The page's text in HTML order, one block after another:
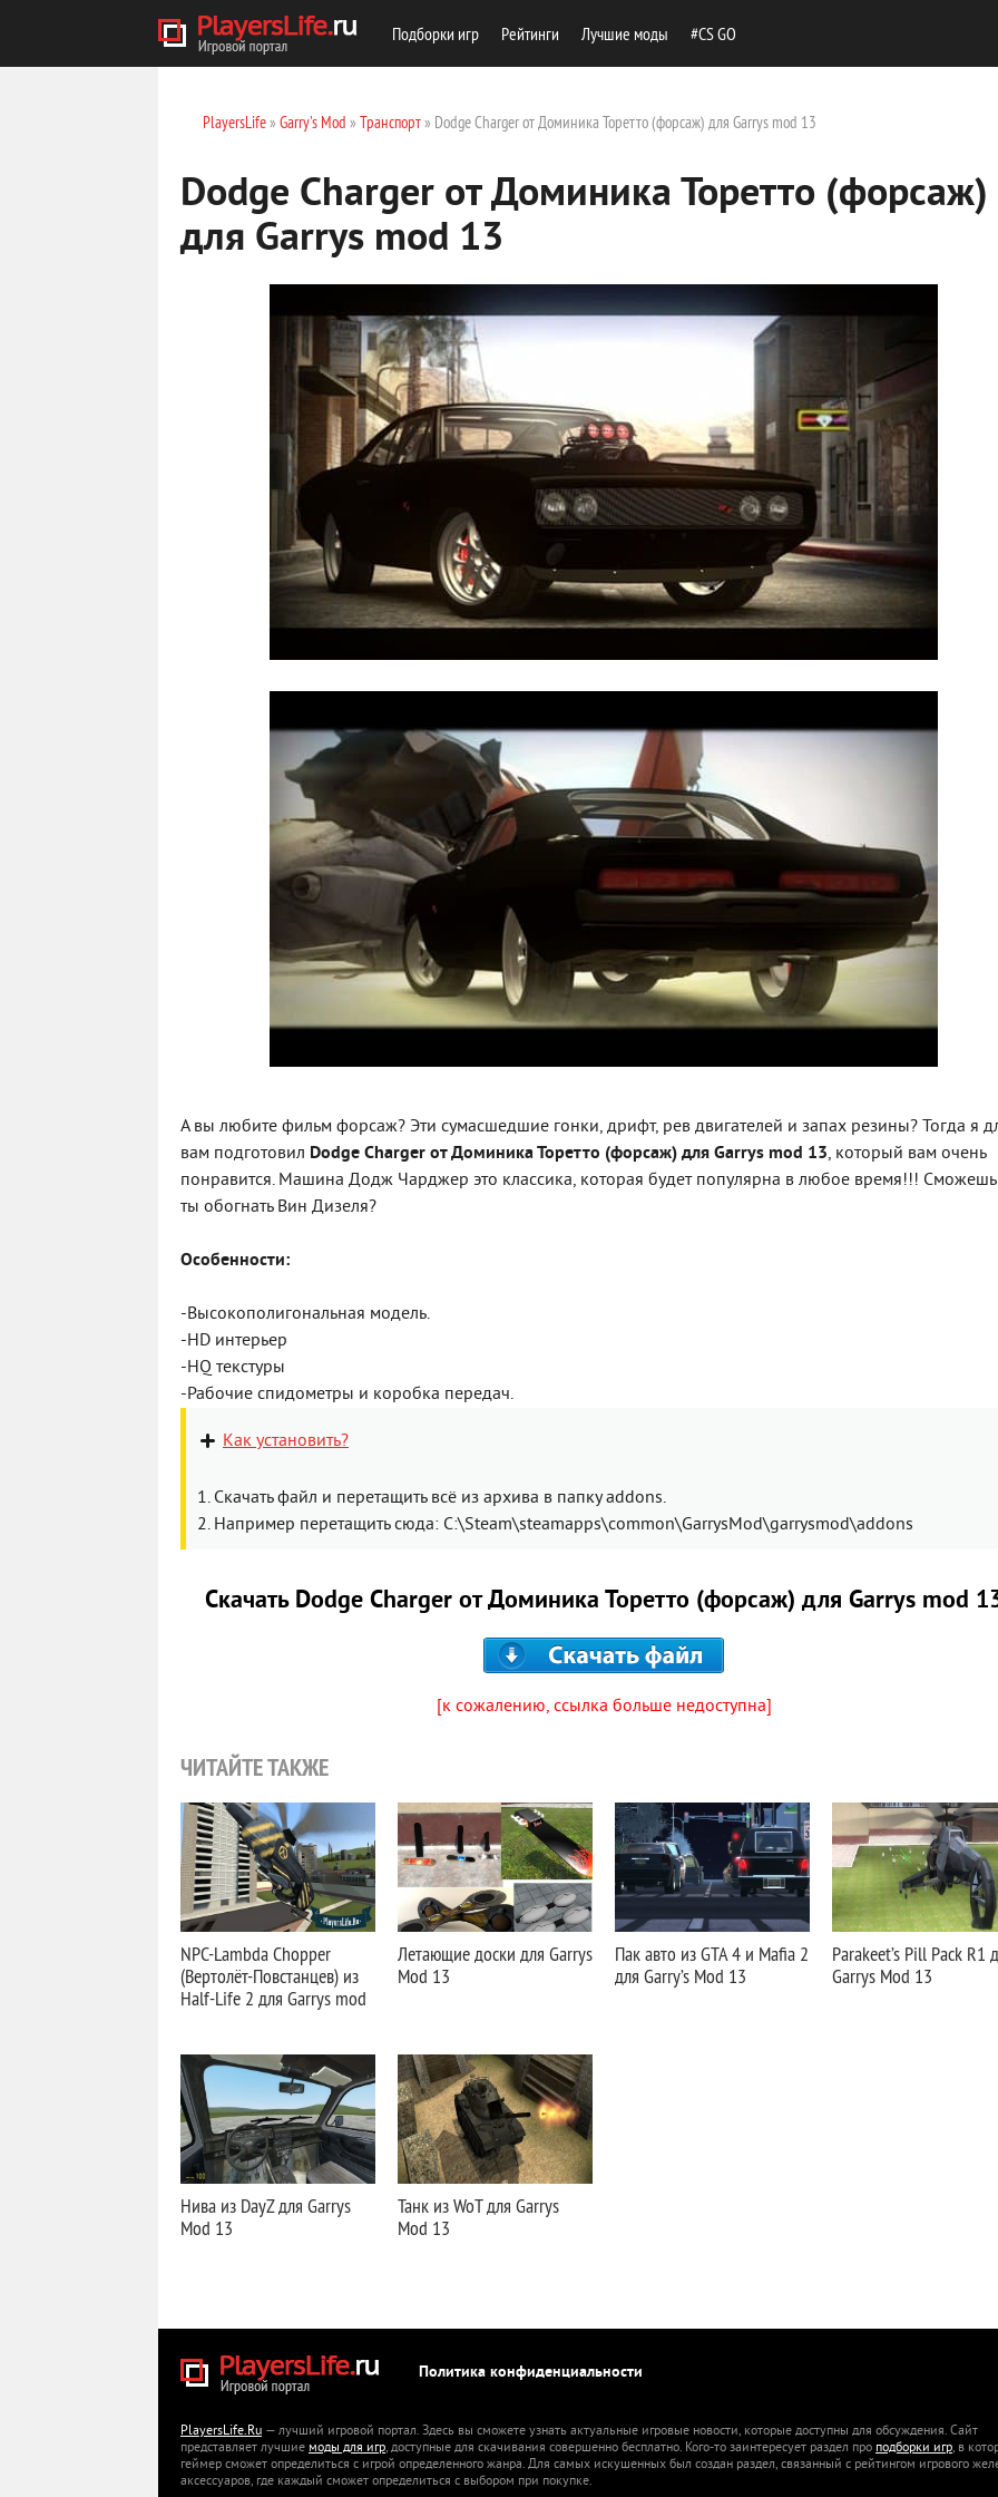
Подборки игр Рейтинги Лучшие моды #CS GO
PlayersLife» Garry's Mod » Транспорт» Dodge Charger от Доминика Торетто (форсаж) для Garrys mod 13
Dodge Charger от Доминика Торетто (форсаж)
для Garrys mod 13
А вы любите фильм форсаж? Эти сумасшедшие гонки, дрифт, рев двигателей и запах резины? Тогда я
вам подготовил Dodge Charger от Доминика Торетто (форсаж) для Garrys mod 13, который вам очень
понравится. Машина Додж Чарджер это классика, которая будет популярна в любое время!!!
ты обогнать Вин Дизеля?
Особенности:
-Высокополигональная модель.
-HD интерьер
-HQ текстуры
-Рабочие спидометры и коробка передач.
Как установить?
1. Скачать файл и перетащить всё из архива в папку addons.
2. Например перетащить сюда: C:\Steam\steamapps\common\GarrysMod\garrysmod\addons
Скачать Dodge Charger от Доминика Торетто (форсаж) для Garrys mod
[к сожалению, ссылка больше недоступна]
ЧИТАЙТЕ ТАКЖЕ
NPC-Lambda Chopper
(Вертолёт-Повстанцев) из
Half-Life 2 для Garrys mod
Летающие доски для Garrys
Mod 13
Пак авто из GTA 4 и Mafia 2
для Garry’s Mod 13
Parakeet’s Pill Pack R1
Garrys Mod 13
Нива из DayZ для Garrys
Mod 13
Танк из WoT для Garrys
Mod 13
Политика конфиденциальности
PlayersLife.Ru — лучший игровой портал. Здесь вы сможете узнать актуальные игровые новости, которые доступны для обсуждения. Сайт
представляет лучшие моды для игр, доступные для скачивания совершенно бесплатно. Кого-то заинтересует раздел про подборки игр, в
геймер сможет определиться с игрой определенного жанра. Для самых искушенных был создан раздел, связанный с рейтингом игрового
аксессуаров, где каждый сможет определиться с выбором при покупке.